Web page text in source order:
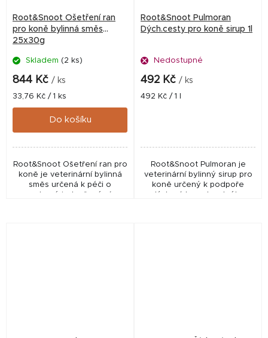
Root&Snoot Ošetření ran
pro koně bylinná směs
25x30g
Skladem (2 ks)
844 Kč / ks
Měrná
cena:
33,76 Kč / 1 ks
Do košíku
Root&Snoot Ošetření ran pro
koně je veterinární bylinná
směs určená k péči o
Root&Snoot Pulmoran
Dých.cesty pro koně sirup 1l
Nedostupné
492 Kč / ks
Měrná
492 Kč / 1 l
Root&Snoot Pulmoran je
veterinární bylinný sirup pro
koně určený k podpoře